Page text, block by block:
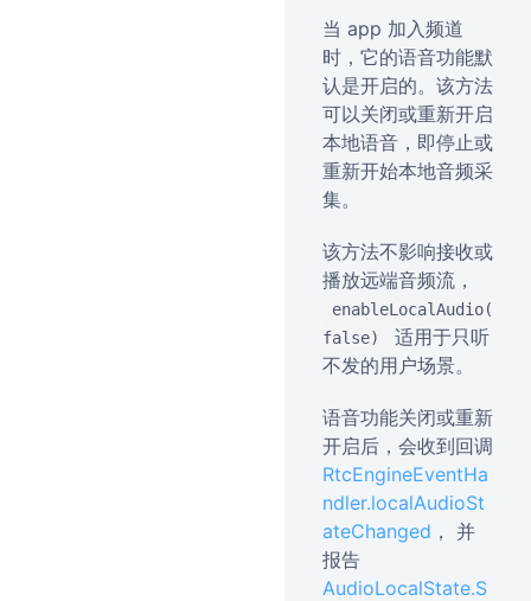
当 app 加入频道
时，它的语音功能默
认是开启的。该方法
可以关闭或重新开启
本地语音，即停止或
重新开始本地音频采
集。
该方法不影响接收或
播放远端音频流，
enableLocalAudio(
false)
适用于只听
不发的用户场景。
语音功能关闭或重新
开启后，会收到回调
RtcEngineEventHa
ndler.localAudioSt
ateChanged ， 并
报告
AudioLocalState.S